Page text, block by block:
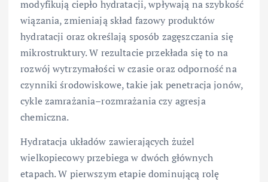
modyfikują ciepło hydratacji, wpływają na szybkość
wiązania, zmieniają skład fazowy produktów
hydratacji oraz określają sposób zagęszczania się
mikrostruktury. W rezultacie przekłada się to na
rozwój wytrzymałości w czasie oraz odporność na
czynniki środowiskowe, takie jak penetracja jonów,
cykle zamrażania–rozmrażania czy agresja
chemiczna.
Hydratacja układów zawierających żużel
wielkopiecowy przebiega w dwóch głównych
etapach. W pierwszym etapie dominującą rolę